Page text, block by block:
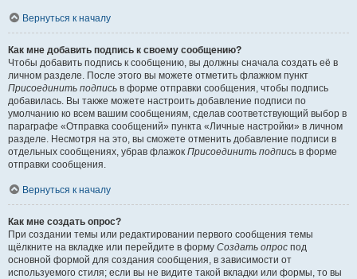
Вернуться к началу
Как мне добавить подпись к своему сообщению?
Чтобы добавить подпись к сообщению, вы должны сначала создать её в
личном разделе. После этого вы можете отметить флажком пункт
Присоединить подпись в форме отправки сообщения, чтобы подпись
добавилась. Вы также можете настроить добавление подписи по
умолчанию ко всем вашим сообщениям, сделав соответствующий выбор в
параграфе «Отправка сообщений» пункта «Личные настройки» в личном
разделе. Несмотря на это, вы сможете отменить добавление подписи в
отдельных сообщениях, убрав флажок Присоединить подпись в форме
отправки сообщения.
Вернуться к началу
Как мне создать опрос?
При создании темы или редактировании первого сообщения темы
щёлкните на вкладке или перейдите в форму Создать опрос под
основной формой для создания сообщения, в зависимости от
используемого стиля; если вы не видите такой вкладки или формы, то вы